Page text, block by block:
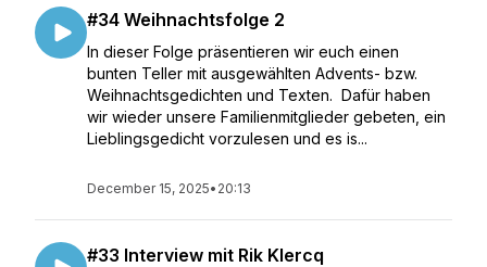
#34 Weihnachtsfolge 2
In dieser Folge präsentieren wir euch einen
bunten Teller mit ausgewählten Advents- bzw.
Weihnachtsgedichten und Texten. Dafür haben
wir wieder unsere Familienmitglieder gebeten, ein
Lieblingsgedicht vorzulesen und es is...
December 15, 2025• 20:13
#33 Interview mit Rik Klercq